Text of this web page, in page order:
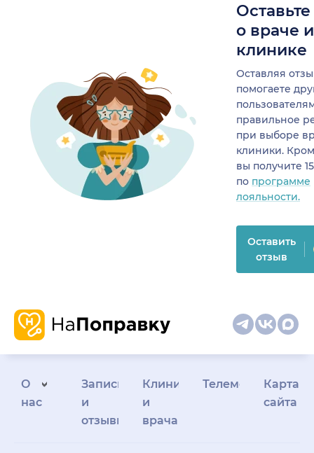
о враче
клинике
Оставляя
помогаете
правильное
при выборе
клиники.
вы получите
по программе
лояльности.
Оставить
отзыв
О
нас
Запись
и
отзывы
Клиникам
и
врачам
Телемедицина
Карта
сайта